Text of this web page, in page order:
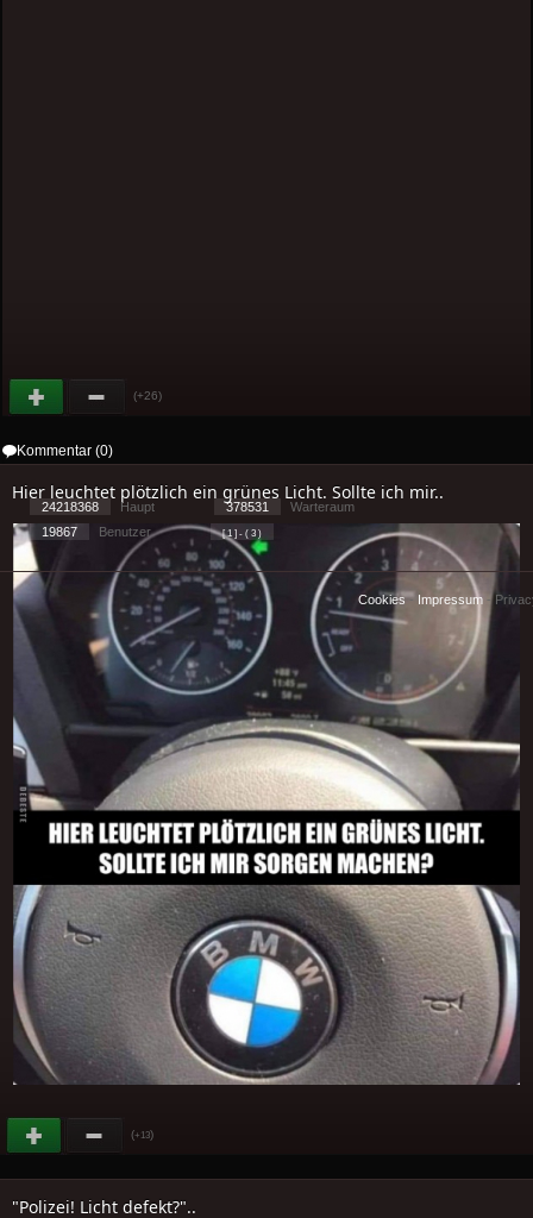
(+26)
Kommentar (0)
Hier leuchtet plötzlich ein grünes Licht. Sollte ich mir..
(+13)
"Polizei! Licht defekt?"..
24218368 Haupt 378531
Warteraum
19867
Benutzer [ 1 ] - ( 3 )
Cookies- Impressum -